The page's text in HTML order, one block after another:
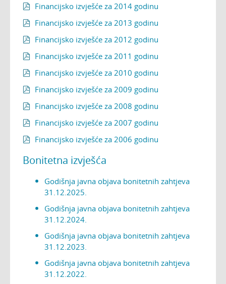
 Financijsko izvješće za 2014 godinu
 Financijsko izvješće za 2013 godinu
 Financijsko izvješće za 2012 godinu
 Financijsko izvješće za 2011 godinu
 Financijsko izvješće za 2010 godinu
 Financijsko izvješće za 2009 godinu
 Financijsko izvješće za 2008 godinu
 Financijsko izvješće za 2007 godinu
 Financijsko izvješće za 2006 godinu
Bonitetna izvješća
Godišnja javna objava bonitetnih zahtjeva
31.12.2025.
Godišnja javna objava bonitetnih zahtjeva
31.12.2024.
Godišnja javna objava bonitetnih zahtjeva
31.12.2023.
Godišnja javna objava bonitetnih zahtjeva
31.12.2022.